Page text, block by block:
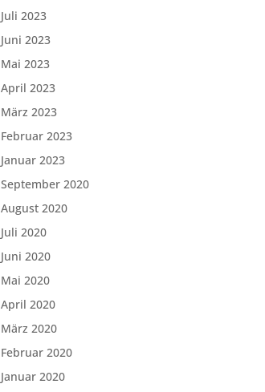
Juli 2023
Juni 2023
Mai 2023
April 2023
März 2023
Februar 2023
Januar 2023
September 2020
August 2020
Juli 2020
Juni 2020
Mai 2020
April 2020
März 2020
Februar 2020
Januar 2020